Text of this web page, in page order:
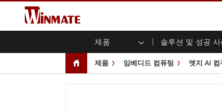
제품 솔루션 및 성공
엔터프라이즈 모빌리티
러기드 노트북
러기드 태블릿 컨트롤러
산업
멀티
오픈
견고한 로봇 컨트롤러 솔루션
AI
농업
교통
Winmate에 대하여 투자
보증
다운
마케팅 포털
파일
새로운 제품
뉴스
무역 박람회 이벤트
유튜
제품 임베디드 컴퓨팅 엣지 AI 컴